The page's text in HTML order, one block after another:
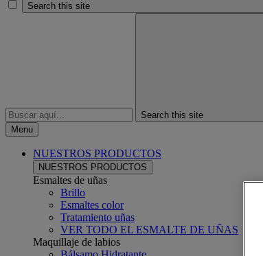
Search this site
Search this site
Menu
NUESTROS PRODUCTOS
NUESTROS PRODUCTOS
Esmaltes de uñas
Brillo
Esmaltes color
Tratamiento uñas
VER TODO EL ESMALTE DE UÑAS
Maquillaje de labios